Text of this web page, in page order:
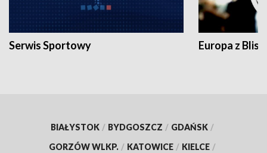
Serwis Sportowy Europa z
BIAŁYSTOK / BYDGOSZCZ / GDAŃSK /
GORZÓW WLKP. / KATOWICE / KIELCE /